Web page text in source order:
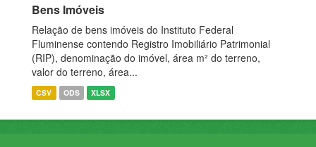
Bens Imóveis
Relação de bens imóveis do Instituto Federal
Fluminense contendo Registro Imobiliário Patrimonial
(RIP), denominação do imóvel, área m² do terreno,
valor do terreno, área...
CSV ODS XLSX